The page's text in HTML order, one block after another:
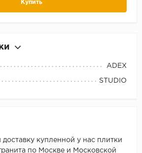
Купить
ADEX
STUDIO
купленной у нас плитки
по Москве и Московской